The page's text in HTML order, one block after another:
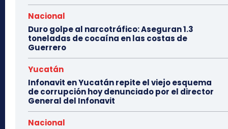
Nacional
Duro golpe al narcotráfico: Aseguran 1.3
toneladas de cocaína en las costas de
Guerrero
Yucatán
Infonavit en Yucatán repite el viejo esquema
de corrupción hoy denunciado por el director
General del Infonavit
Nacional